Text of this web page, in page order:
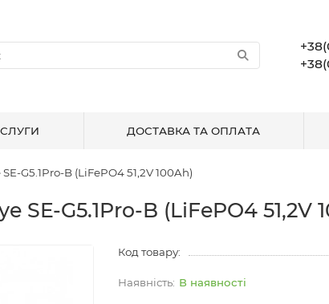
ДОСТАВКА ТА ОПЛАТА
G5.1Pro-B (LiFePO4 51,2V 100Ah)
SE-G5.1Pro-B (LiFePO4 51,2V
Код товару:
В наявності